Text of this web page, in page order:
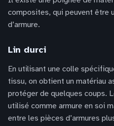
composites, qui peuvent être
d’armure.
Lin durci
En utilisant une colle
tissu, on obtient un matériau
protéger de quelques coups.
utilisé comme armure en soi
entre les pièces d’armures